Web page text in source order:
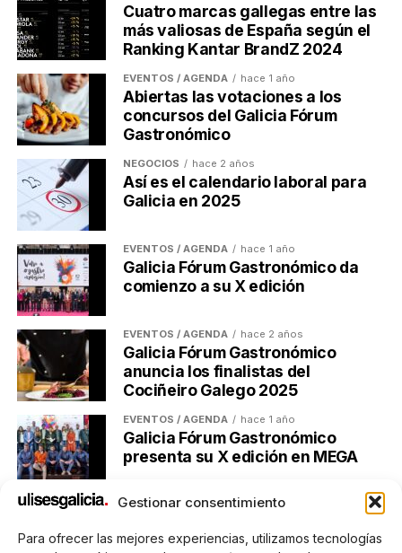
Gestionar consentimiento
Para ofrecer las mejores experiencias, utilizamos tecnologías
Comercio y Emigración
El paquete de ayudas del IGAPE incluye también
otras líneas complementarias para autónomos:
BONO AUTÓNOMOS (TR341Q): hasta 7.000 €
para mejoras en competitividad, incluidas
inversiones tecnológicas. Plazo: 24/01/2025 al
30/09/2025.
Ayudas a la conciliación (TR341R)
de menores o mayores. Plazo: 24/01/2025 al
30/09/2025.
Bono REMUDA (TR353D)
generacional en negocios. Plazo: 24/01/2025 al
30/09/2025.
Con un enfoque en sostenibilidad e innovación, estas
subvenciones apuntan a la mejora de la
competitividad de las PYMEs y autónomos gallegos.
El objetivo de las ayudas es fortalecer el tejido
empresarial-tecnológico de Galicia. Los interesados
pueden consultar las bases y realizar la solicitud a
Cuatro marcas gallegas entre las
más valiosas de España según el
Ranking Kantar BrandZ 2024
EVENTOS / AGENDA hace 1 año
Abiertas las votaciones a los
concursos del Galicia Fórum
Gastronómico
NEGOCIOS hace 2 años
Así es el calendario laboral para
Galicia en 2025
EVENTOS / AGENDA hace 1 año
Galicia Fórum Gastronómico da
comienzo a su X edición
EVENTOS / AGENDA hace 2 años
Galicia Fórum Gastronómico
anuncia los finalistas del
Cociñeiro Galego 2025
EVENTOS / AGENDA hace 1 año
Galicia Fórum Gastronómico
presenta su X edición en MEGA